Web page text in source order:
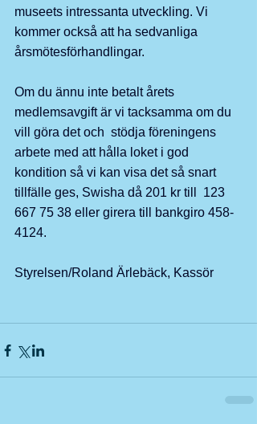
museets intressanta utveckling. Vi
kommer också att ha sedvanliga
årsmötesförhandlingar.
Om du ännu inte betalt årets
medlemsavgift är vi tacksamma om du
vill göra det och  stödja föreningens
arbete med att hålla loket i god
kondition så vi kan visa det så snart
tillfälle ges, Swisha då 201 kr till  123
667 75 38 eller girera till bankgiro 458-
4124.
Styrelsen/Roland Ärlebäck, Kassör